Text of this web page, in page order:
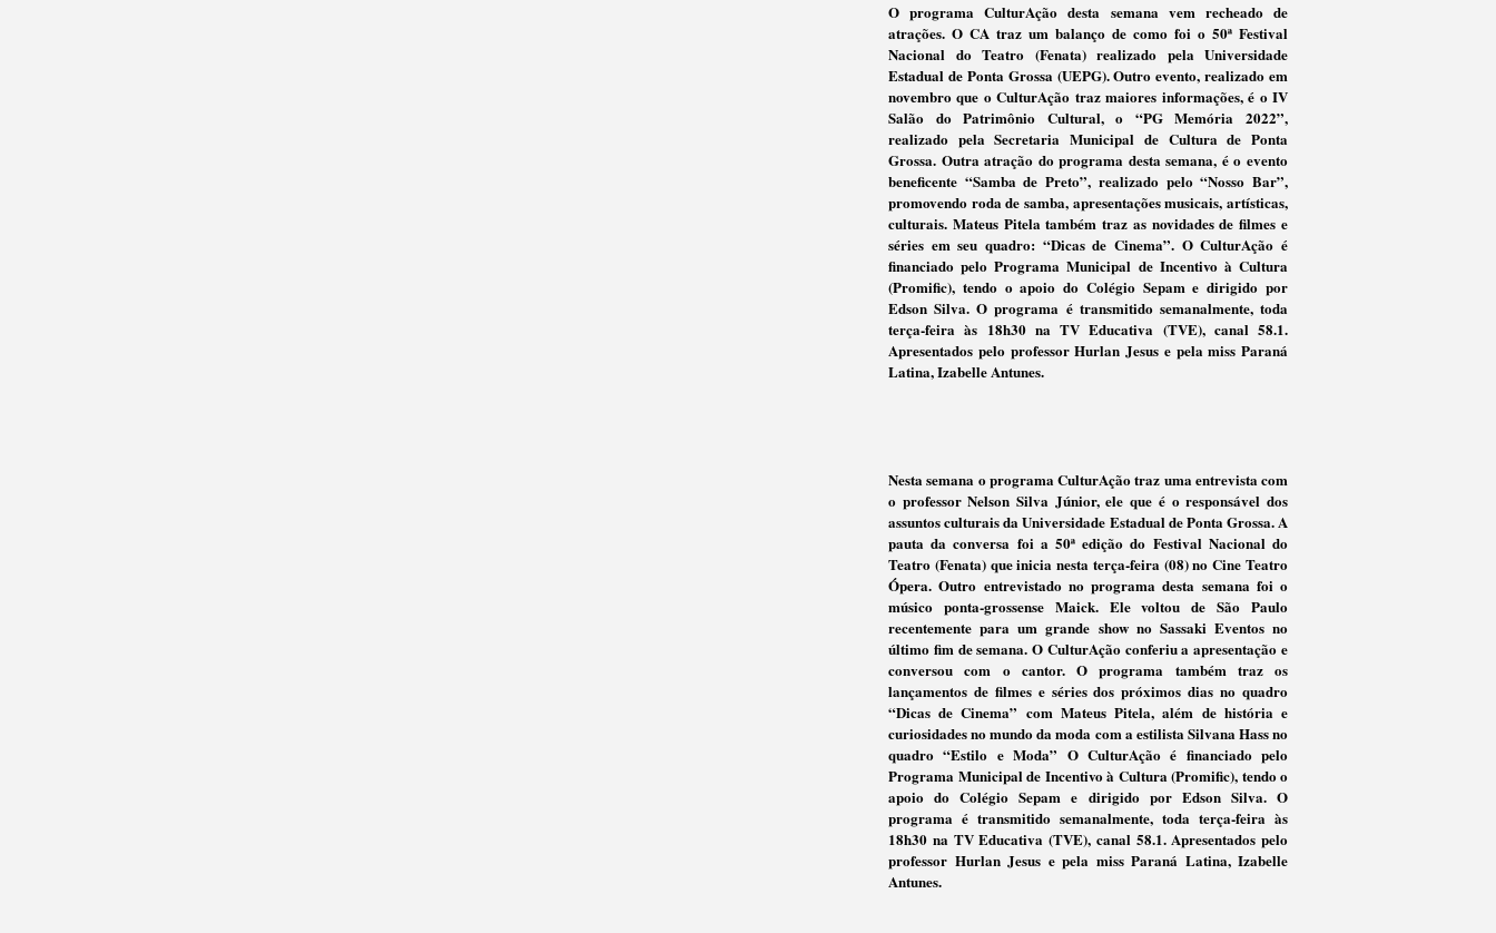
O programa CulturAção desta semana vem recheado de
atrações. O CA traz um balanço de como foi o 50ª Festival
Nacional do Teatro (Fenata) realizado pela Universidade
Estadual de Ponta Grossa (UEPG). Outro evento, realizado em
novembro que o CulturAção traz maiores informações, é o IV
Salão do Patrimônio Cultural, o “PG Memória 2022”,
realizado pela Secretaria Municipal de Cultura de Ponta
Grossa. Outra atração do programa desta semana, é o evento
beneficente “Samba de Preto”, realizado pelo “Nosso Bar”,
promovendo roda de samba, apresentações musicais, artísticas,
culturais. Mateus Pitela também traz as novidades de filmes e
séries em seu quadro: “Dicas de Cinema”. O CulturAção é
financiado pelo Programa Municipal de Incentivo à Cultura
(Promific), tendo o apoio do Colégio Sepam e dirigido por
Edson Silva. O programa é transmitido semanalmente, toda
terça-feira às 18h30 na TV Educativa (TVE), canal 58.1.
Apresentados pelo professor Hurlan Jesus e pela miss Paraná
Latina, Izabelle Antunes.
Nesta semana o programa CulturAção traz uma entrevista com
o professor Nelson Silva Júnior, ele que é o responsável dos
assuntos culturais da Universidade Estadual de Ponta Grossa. A
pauta da conversa foi a 50ª edição do Festival Nacional do
Teatro (Fenata) que inicia nesta terça-feira (08) no Cine Teatro
Ópera. Outro entrevistado no programa desta semana foi o
músico ponta-grossense Maick. Ele voltou de São Paulo
recentemente para um grande show no Sassaki Eventos no
último fim de semana. O CulturAção conferiu a apresentação e
conversou com o cantor. O programa também traz os
lançamentos de filmes e séries dos próximos dias no quadro
“Dicas de Cinema” com Mateus Pitela, além de história e
curiosidades no mundo da moda com a estilista Silvana Hass no
quadro “Estilo e Moda” O CulturAção é financiado pelo
Programa Municipal de Incentivo à Cultura (Promific), tendo o
apoio do Colégio Sepam e dirigido por Edson Silva. O
programa é transmitido semanalmente, toda terça-feira às
18h30 na TV Educativa (TVE), canal 58.1. Apresentados pelo
professor Hurlan Jesus e pela miss Paraná Latina, Izabelle
Antunes.